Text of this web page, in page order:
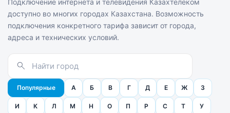
доступно во многих городах Казахстана. Возможность
подключения конкретного тарифа зависит от города,
адреса и технических условий.
Популярные А Б В Г Д Е Ж З
И К Л М Н О П Р С Т У